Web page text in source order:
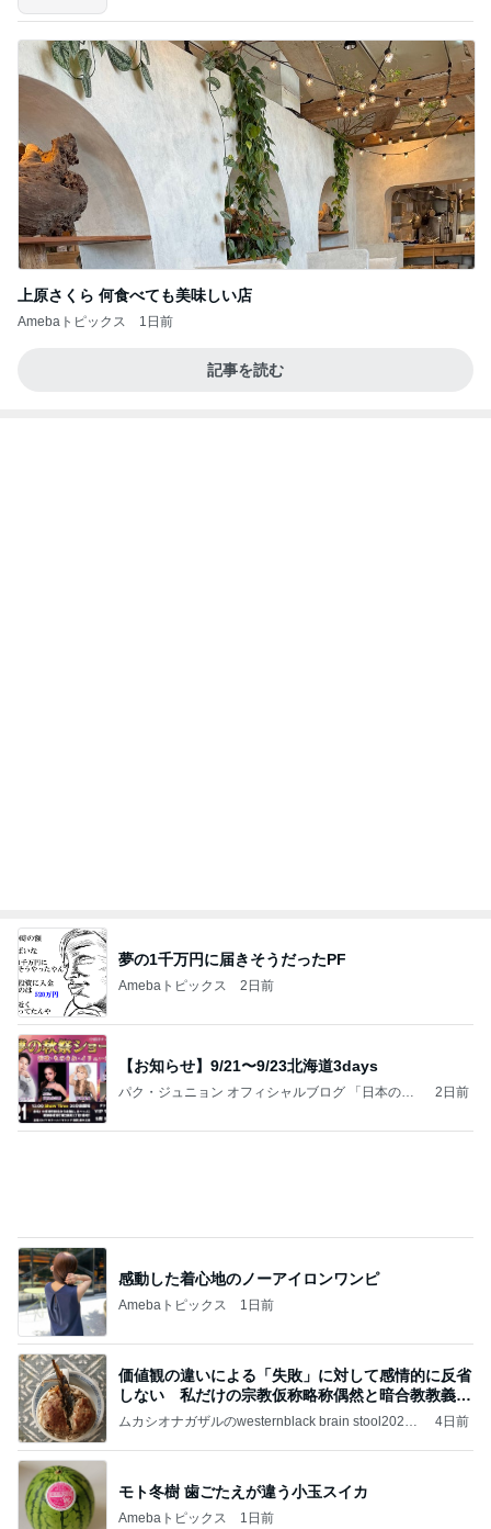
上原さくら 何食べても美味しい店
Amebaトピックス 1日前
記事を読む
夢の1千万円に届きそうだったPF
Amebaトピックス 2日前
【お知らせ】9/21〜9/23北海道3days
パク・ジュニョン オフィシャルブログ 「日本の
2日前
感動した着心地のノーアイロンワンピ
Amebaトピックス 1日前
価値観の違いによる「失敗」に対して感情的に反省
しない 私だけの宗教仮称略称偶然と暗合教教義候
補
ムカシオナガザルのwesternblack brain stool2024
ガザル
4日前
モト冬樹 歯ごたえが違う小玉スイカ
Amebaトピックス 1日前